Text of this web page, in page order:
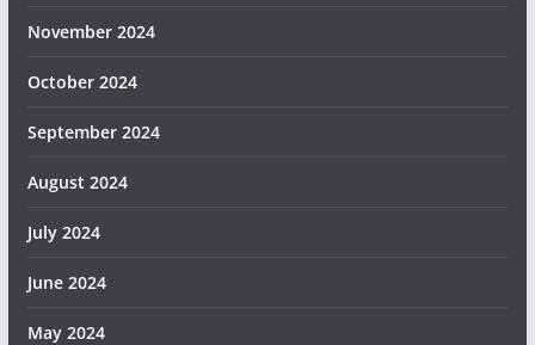
November 2024
October 2024
September 2024
August 2024
July 2024
June 2024
May 2024